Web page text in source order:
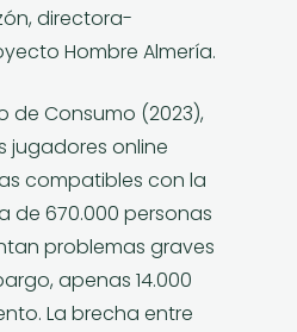
directora-
Hombre Almería.
de Consumo (2023),
jugadores online
compatibles con la
de 670.000 personas
problemas graves
apenas 14.000
La brecha entre